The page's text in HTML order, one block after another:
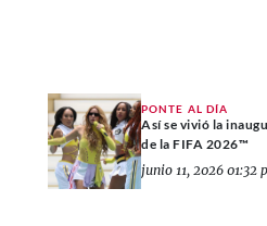
PONTE AL DÍA
Así se vivió la
de la FIFA 2026™
junio 11, 2026 01:32